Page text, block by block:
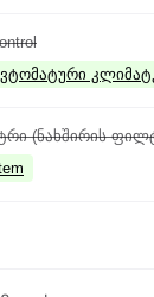
(ნახშირის